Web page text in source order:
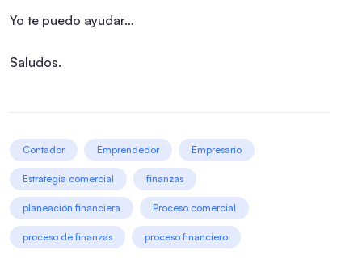
Yo te puedo ayudar…
Saludos.
Contador Emprendedor Empresario
Estrategia comercial finanzas
planeación financiera Proceso comercial
proceso de finanzas proceso financiero